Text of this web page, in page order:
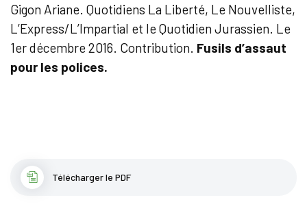
Gigon Ariane. Quotidiens La Liberté, Le Nouvelliste,
L’Express/L’Impartial et le Quotidien Jurassien. Le
1er décembre 2016. Contribution. Fusils d’assaut
pour les polices.
Télécharger le PDF